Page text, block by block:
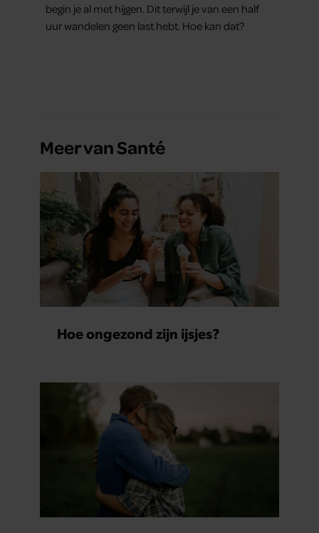
begin je al met hijgen. Dit terwijl je van een half
uur wandelen geen last hebt. Hoe kan dat?
Meer van Santé
Hoe ongezond zijn ijsjes?